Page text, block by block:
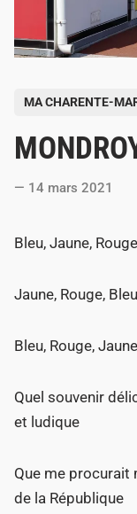
s
i
MA CHARENTE-
14 mars 2021
Bleu, Jaune,
Jaune, Rouge,
Bleu, Rouge,
Quel souvenir
et ludique
Que me procurait
de la République